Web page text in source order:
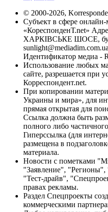
© 2000-2026,
Субъект в сфере
«КореспонденТ.net»
ХАРКІВСЬКЕ ШОСЕ,
sunlight@mediadim.com.ua
Идентификатор медиа -
Использование любых
сайте, разрешается при
Корреспондент.net.
При копировании
Украины и мира», для
прямая открытая для
Ссылка должна быть
полного либо
Гиперссылка (для
размещена в
материала.
Новости с пометками
"Заявление",
"Тест-драйв",
правах рекламы.
Раздел Спецпроекты
коммерческими